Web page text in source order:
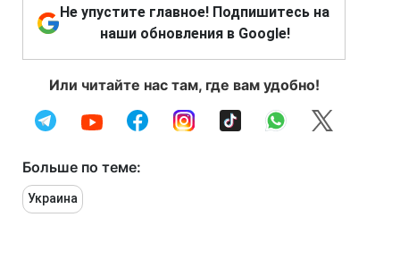
Не упустите главное! Подпишитесь на
наши обновления в Google!
Или читайте нас там, где вам удобно!
Больше по теме:
Украина